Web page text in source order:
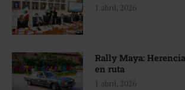
1 abril, 2026
Rally Maya:
en ruta
1 abril, 2026